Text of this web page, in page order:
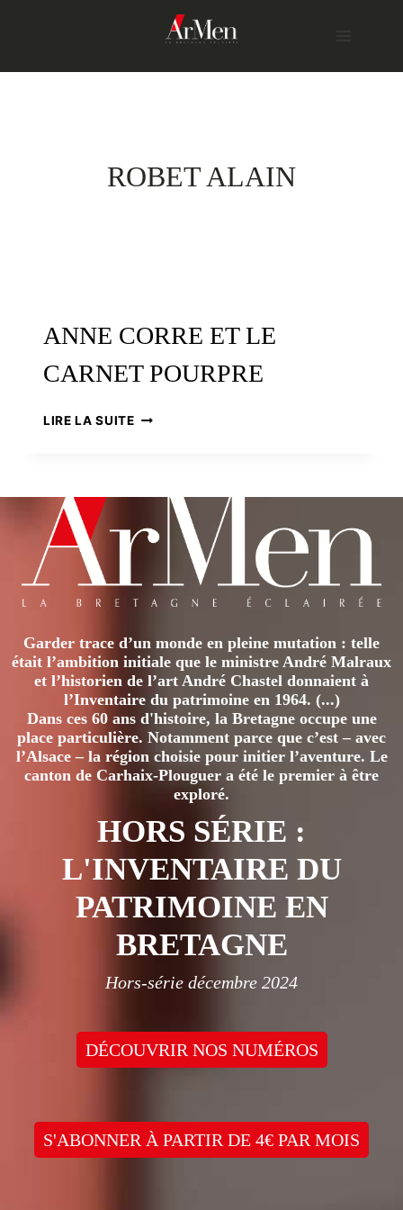
ROBET ALAIN
ANNE CORRE ET LE
CARNET POURPRE
LIRE LA SUITEANNE
POURPRE
Garder trace d’un monde en pleine mutation : telle
était l’ambition initiale que le ministre André Malraux
et l’historien de l’art André Chastel donnaient à
l’Inventaire du patrimoine en 1964. (...)
Dans ces 60 ans d'histoire, la Bretagne occupe une
place particulière. Notamment parce que c’est – avec
l’Alsace – la région choisie pour initier l’aventure. Le
canton de Carhaix-Plouguer a été le premier à être
exploré.
HORS SÉRIE :
L'INVENTAIRE DU
PATRIMOINE EN
BRETAGNE
Hors-série décembre 2024
DÉCOUVRIR NOS NUMÉROS
S'ABONNER À PARTIR DE 4€ PAR MOIS